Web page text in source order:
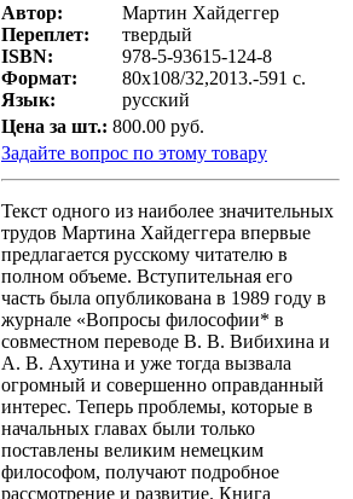
Автор:
Мартин Хайдеггер
Переплет:
твердый
ISBN:
978-5-93615-124-8
Формат:
80х108/32,2013.-591 с.
Язык:
русский
Цена за шт.: 800.00 руб.
Задайте вопрос по этому товару
Текст одного из наиболее значительных
трудов Мартина Хайдеггера впервые
предлагается русскому читателю в
полном объеме. Вступительная его
часть была опубликована в 1989 году в
журнале «Вопросы философии* в
совместном переводе В. В. Вибихина и
А. В. Ахутина и уже тогда вызвала
огромный и совершенно оправданный
интерес. Теперь проблемы, которые в
начальных главах были только
поставлены великим немецким
философом, получают подробное
рассмотрение и развитие. Книга